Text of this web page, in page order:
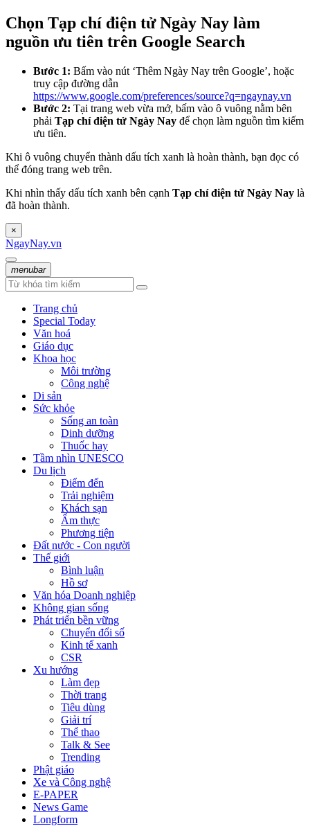
Chọn Tạp chí điện tử Ngày Nay làm
nguồn ưu tiên trên Google Search
Bước 1: Bấm vào nút ‘Thêm Ngày Nay trên Google’, hoặc
truy cập đường dẫn
https://www.google.com/preferences/source?q=ngaynay.vn
Bước 2: Tại trang web vừa mở, bấm vào ô vuông nằm bên
phải Tạp chí điện tử Ngày Nay để chọn làm nguồn tìm kiếm
ưu tiên.
Khi ô vuông chuyển thành dấu tích xanh là hoàn thành, bạn đọc có
thể đóng trang web trên.
Khi nhìn thấy dấu tích xanh bên cạnh Tạp chí điện tử Ngày Nay là
đã hoàn thành.
×
NgayNay.vn
menubar
Trang chủ
Special Today
Văn hoá
Giáo dục
Khoa học
Môi trường
Công nghệ
Di sản
Sức khỏe
Sống an toàn
Dinh dưỡng
Thuốc hay
Tầm nhìn UNESCO
Du lịch
Điểm đến
Trải nghiệm
Khách sạn
Ẩm thực
Phương tiện
Đất nước - Con người
Thế giới
Bình luận
Hồ sơ
Văn hóa Doanh nghiệp
Không gian sống
Phát triển bền vững
Chuyển đổi số
Kinh tế xanh
CSR
Xu hướng
Làm đẹp
Thời trang
Tiêu dùng
Giải trí
Thể thao
Talk & See
Trending
Phật giáo
Xe và Công nghệ
E-PAPER
News Game
Longform